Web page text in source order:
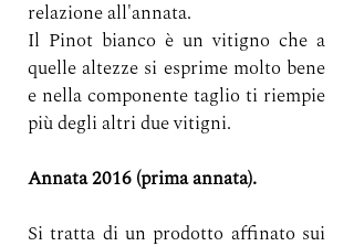
relazione all'annata.
Il Pinot bianco è un vitigno che a
quelle altezze si esprime molto bene
e nella componente taglio ti riempie
più degli altri due vitigni.
Annata 2016 (prima annata).